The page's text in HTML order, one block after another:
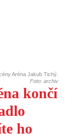
končí
ho
Aréna Jakub Tichý.
Foto: archiv